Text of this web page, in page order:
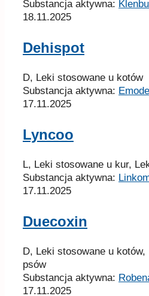
Substancja aktywna:
18.11.2025
Dehispot
D, Leki stosowane u kotów
Substancja aktywna:
17.11.2025
Lyncoo
L, Leki stosowane u kur,
Substancja aktywna:
17.11.2025
Duecoxin
D, Leki stosowane u
psów
Substancja aktywna:
17.11.2025